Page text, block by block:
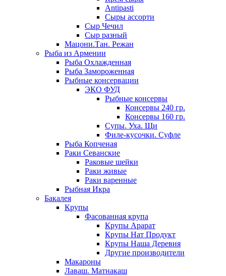
Antipasti
Сыры ассорти
Сыр Чечил
Сыр разный
Мацони.Тан. Режан
Рыба из Армении
Рыба Охлажденная
Рыба Замороженная
Рыбные консервации
ЭКО ФУД
Рыбные консервы
Консервы 240 гр.
Консервы 160 гр.
Супы. Уха. Щи
Филе-кусочки. Суфле
Рыба Копченая
Раки Севанские
Раковые шейки
Раки живые
Раки варенные
Рыбная Икра
Бакалея
Крупы
Фасованная крупа
Крупы Арарат
Крупы Нат Продукт
Крупы Наша Деревня
Другие производители
Макароны
Лаваш. Матнакаш